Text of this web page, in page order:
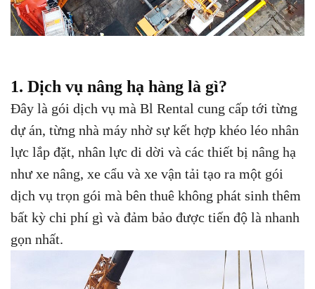
1. Dịch vụ nâng hạ hàng là gì?
Đây là gói dịch vụ mà Bl Rental cung cấp tới từng
dự án, từng nhà máy nhờ sự kết hợp khéo léo nhân
lực lắp đặt, nhân lực di dời và các thiết bị nâng hạ
như xe nâng, xe cẩu và xe vận tải tạo ra một gói
dịch vụ trọn gói mà bên thuê không phát sinh thêm
bất kỳ chi phí gì và đảm bảo được tiến độ là nhanh
gọn nhất.